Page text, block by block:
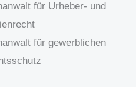
für Urheber- und
für gewerblichen